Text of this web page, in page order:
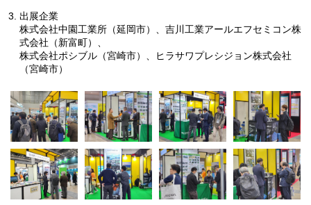
出展企業
株式会社中園工業所（延岡市）、吉川工業アールエフセミコン株
式会社（新富町）、
株式会社ポシブル（宮崎市）、ヒラサワプレシジョン株式会社
（宮崎市）